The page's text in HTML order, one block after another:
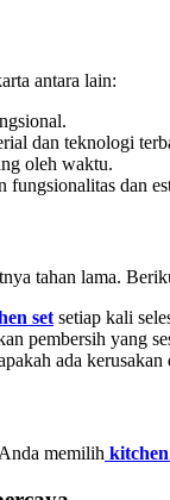
antara lain:
dan teknologi
oleh waktu.
fungsionalitas dan
tahan lama.
setsetiap kali
pembersih yang
ada
memilih kitchen